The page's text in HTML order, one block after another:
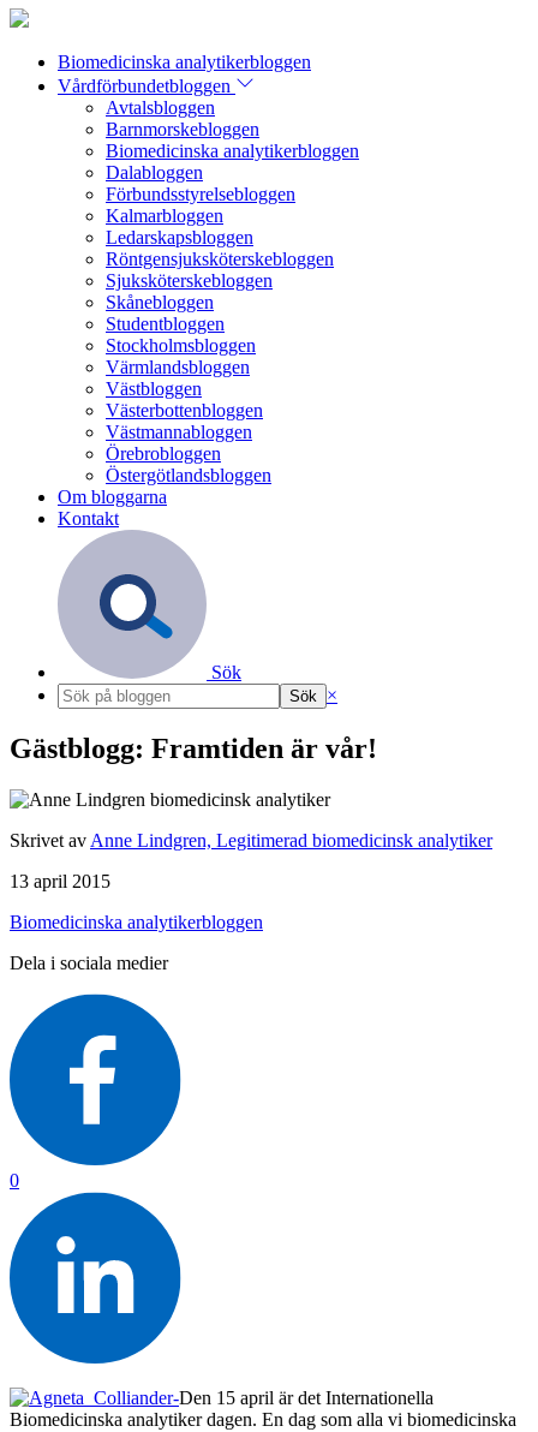
Biomedicinska analytikerbloggen
Vårdförbundetbloggen
Avtalsbloggen
Barnmorskebloggen
Biomedicinska analytikerbloggen
Dalabloggen
Förbundsstyrelsebloggen
Kalmarbloggen
Ledarskapsbloggen
Röntgensjuksköterskebloggen
Sjuksköterskebloggen
Skånebloggen
Studentbloggen
Stockholmsbloggen
Värmlandsbloggen
Västbloggen
Västerbottenbloggen
Västmannabloggen
Örebrobloggen
Östergötlandsbloggen
Om bloggarna
Kontakt
Sök
×
Gästblogg: Framtiden är vår!
Skrivet av Anne Lindgren, Legitimerad biomedicinsk analytiker
13 april 2015
Biomedicinska analytikerbloggen
Dela i sociala medier
0
Den 15 april är det Internationella
Biomedicinska analytiker dagen. En dag som alla vi biomedicinska